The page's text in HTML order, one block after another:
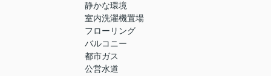
静かな環境
室内洗濯機置場
フローリング
バルコニー
都市ガス
公営水道